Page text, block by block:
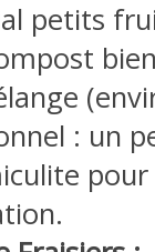
petits
: un